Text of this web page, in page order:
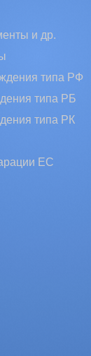
и др.
типа РФ
типа РБ
типа РК
EC